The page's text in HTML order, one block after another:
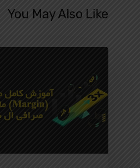
You May Also Like